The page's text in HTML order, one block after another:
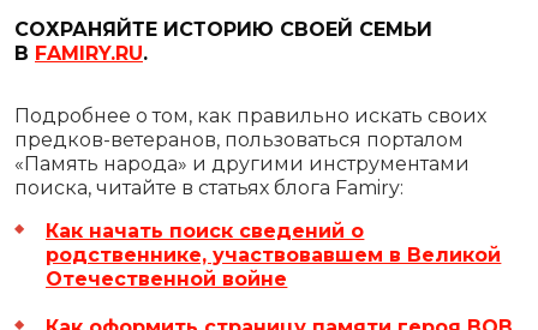
СОХРАНЯЙТЕ ИСТОРИЮ СВОЕЙ СЕМЬИ
В FAMIRY.RU.
Подробнее о том, как правильно искать своих
предков-ветеранов, пользоваться порталом
«Память народа» и другими инструментами
поиска, читайте в статьях блога Famiry:
Как начать поиск сведений о
родственнике, участвовавшем в Великой
Отечественной войне